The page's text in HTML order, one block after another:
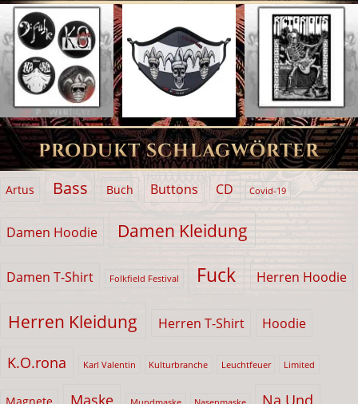
PRODUKT SCHLAGWÖRTER
Artus Bass Buch Buttons CD Covid-19
Damen Hoodie Damen Kleidung
Damen T-Shirt Folkfield Festival Fuck Herren Hoodie
Herren Kleidung Herren T-Shirt Hoodie
K.O.rona Karl Valentin Kulturbranche Leuchtfeuer Limited
Maske Na Und